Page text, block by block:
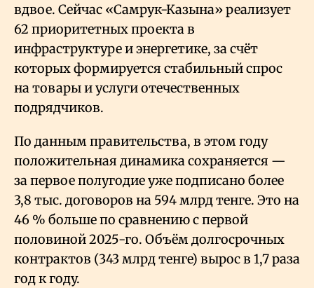
вдвое. Сейчас «Самрук-Казына» реализует
62 приоритетных проекта в
инфраструктуре и энергетике, за счёт
которых формируется стабильный спрос
на товары и услуги отечественных
подрядчиков.
По данным правительства, в этом году
положительная динамика сохраняется —
за первое полугодие уже подписано более
3,8 тыс. договоров на 594 млрд тенге. Это на
46 % больше по сравнению с первой
половиной 2025-го. Объём долгосрочных
контрактов (343 млрд тенге) вырос в 1,7 раза
год к году.